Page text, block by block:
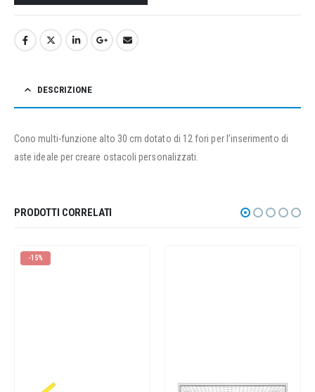
DESCRIZIONE
Cono multi-funzione alto 30 cm dotato di 12 fori per l’inserimento di
aste ideale per creare ostacoli personalizzati.
PRODOTTI CORRELATI
-15%